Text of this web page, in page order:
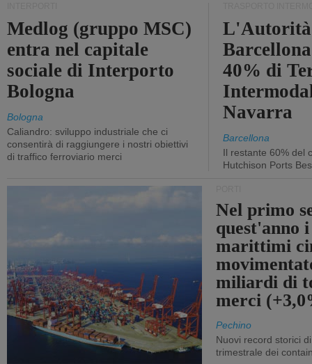
Medlog (gruppo MSC)
entra nel capitale
sociale di Interporto
Bologna
Bologna
Caliandro: sviluppo industriale che ci
consentirà di raggiungere i nostri obiettivi
di traffico ferroviario merci
40% di
Navarra
Barcellona
Il restante 60% del
Hutchison Ports
Nel primo
quest'anno
marittimi
miliardi di
merci
Pechino
Nuovi record storici
trimestrale dei